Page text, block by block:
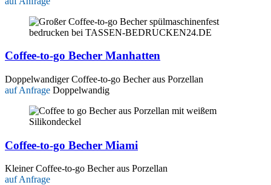
Coffee-to-go Becher Manhatten
Doppelwandiger Coffee-to-go Becher aus Porzellan
auf Anfrage Doppelwandig
Coffee-to-go Becher Miami
Kleiner Coffee-to-go Becher aus Porzellan
auf Anfrage